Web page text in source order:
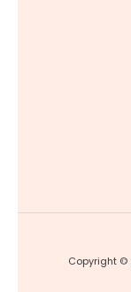
Copyright ©